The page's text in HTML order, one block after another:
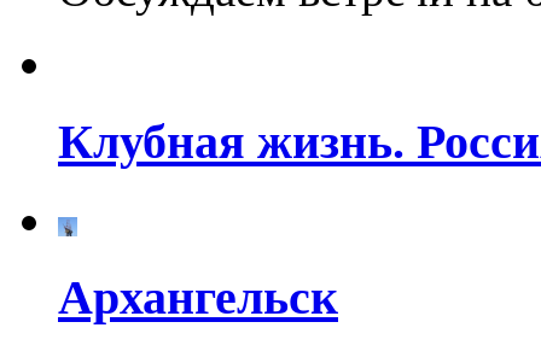
Клубная жизнь.
Архангельск